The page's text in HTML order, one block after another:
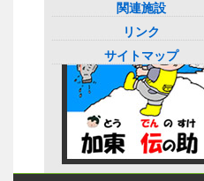
関連施設
リンク
サイトマップ